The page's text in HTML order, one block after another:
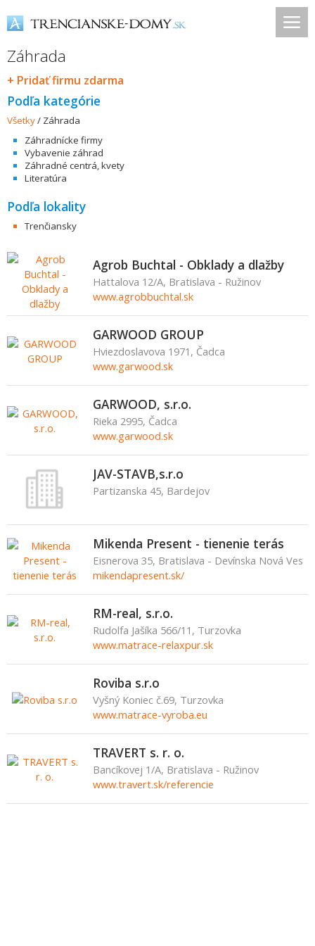
Záhrada
+ Pridať firmu zdarma
Podľa kategórie
Všetky/ Záhrada
Záhradnícke firmy
Vybavenie záhrad
Záhradné centrá, kvety
Literatúra
Podľa lokality
Trenčiansky
Agrob Buchtal - Obklady a dlažby
Hattalova 12/A, Bratislava - Ružinov
www.agrobbuchtal.sk
GARWOOD GROUP
Hviezdoslavova 1971, Čadca
www.garwood.sk
GARWOOD, s.r.o.
Rieka 2995, Čadca
www.garwood.sk
JAV-STAVB,s.r.o
Partizanska 45, Bardejov
Mikenda Present - tienenie terás
Eisnerova 35, Bratislava - Devínska Nová Ves
mikendapresent.sk/
RM-real, s.r.o.
Rudolfa Jašíka 566/11, Turzovka
www.matrace-relaxpur.sk
Roviba s.r.o
Vyšný Koniec č.69, Turzovka
www.matrace-vyroba.eu
TRAVERT s. r. o.
Bancíkovej 1/A, Bratislava - Ružinov
www.travert.sk/referencie